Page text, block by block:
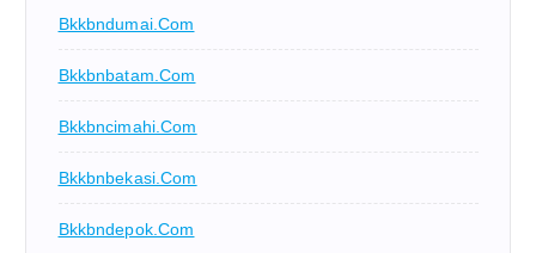
Bkkbndumai.com
Bkkbnbatam.com
Bkkbncimahi.com
Bkkbnbekasi.com
Bkkbndepok.com